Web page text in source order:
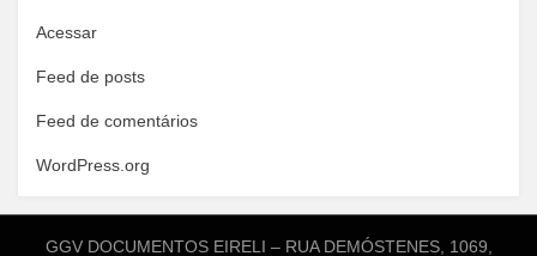
Acessar
Feed de posts
Feed de comentários
WordPress.org
GGV DOCUMENTOS EIRELI – RUA DEMÓSTENES, 1069,